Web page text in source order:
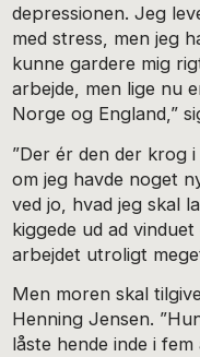
depressionen. Jeg
med stress, men jeg
kunne gardere mig
arbejde, men lige nu
Norge og England,”
”Der ér den der krog
om jeg havde noget
ved jo, hvad jeg skal
kiggede ud ad
arbejdet utroligt
Men moren skal
Henning Jensen.
låste hende inde i